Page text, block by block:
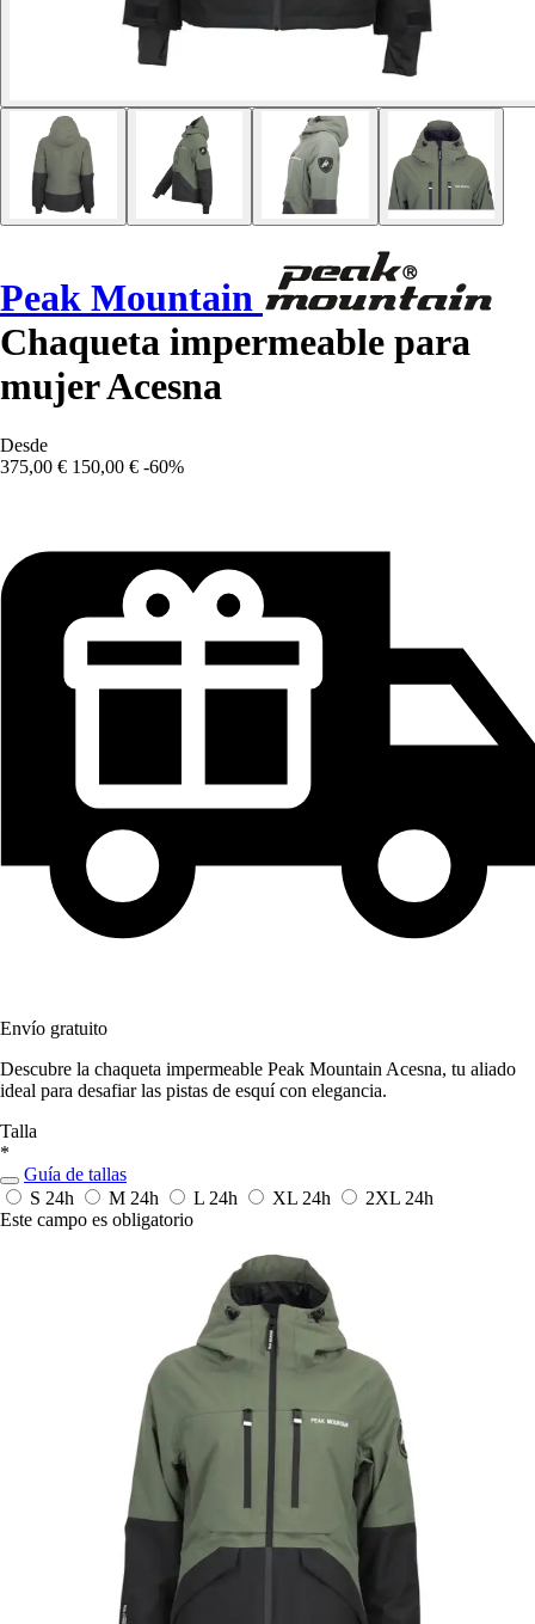
Peak Mountain
Chaqueta impermeable para
mujer Acesna
Desde
375,00 € 150,00 € -60%
Envío gratuito
Descubre la chaqueta impermeable Peak Mountain Acesna, tu aliado
ideal para desafiar las pistas de esquí con elegancia.
Talla
*
Guía de tallas
S 24h M 24h L 24h XL 24h 2XL 24h
Este campo es obligatorio